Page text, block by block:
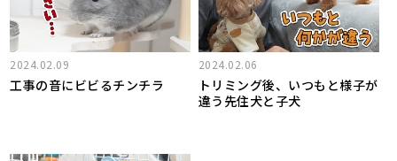
2024.02.09
工事の音にビビるチンチラ
2024.02.06
トリミング後、いつもと様子が
違う先住犬と子犬